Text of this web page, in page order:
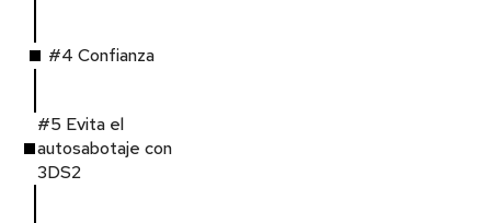
#4 Confianza
#5 Evita el
autosabotaje con
3DS2